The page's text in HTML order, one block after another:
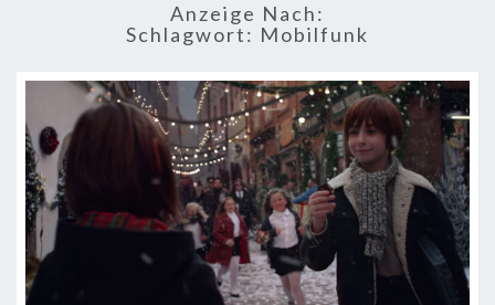
Anzeige Nach:
Schlagwort: Mobilfunk